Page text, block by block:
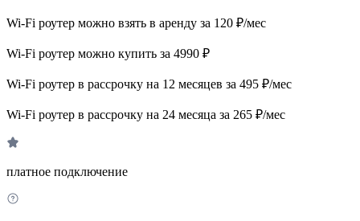
Wi-Fi роутер можно взять в аренду за 120 ₽/мес
Wi-Fi роутер можно купить за 4990 ₽
Wi-Fi роутер в рассрочку на 12 месяцев за 495 ₽/мес
Wi-Fi роутер в рассрочку на 24 месяца за 265 ₽/мес
платное подключение